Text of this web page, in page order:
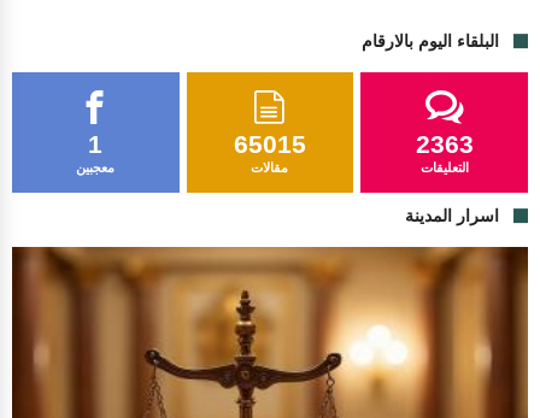
البلقاء اليوم بالارقام
1
معجبين
65015
مقالات
2363
التعليقات
اسرار المدينة